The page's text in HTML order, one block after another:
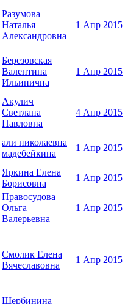
Разумова
Наталья
Александровна
1 Апр 2015
Березовская
Валентина
Ильинична
1 Апр 2015
Акулич
Светлана
Павловна
4 Апр 2015
али николаевна
мадебейкина
1 Апр 2015
Яркина Елена
Борисовна
1 Апр 2015
Правосудова
Ольга
Валерьевна
1 Апр 2015
Смолик Елена
Вячеславовна
1 Апр 2015
Щербинина